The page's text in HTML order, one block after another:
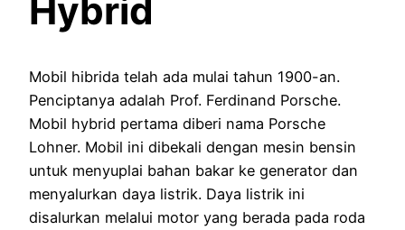
Hybrid
Mobil hibrida telah ada mulai tahun 1900-an.
Penciptanya adalah Prof. Ferdinand Porsche.
Mobil hybrid pertama diberi nama Porsche
Lohner. Mobil ini dibekali dengan mesin bensin
untuk menyuplai bahan bakar ke generator dan
menyalurkan daya listrik. Daya listrik ini
disalurkan melalui motor yang berada pada roda